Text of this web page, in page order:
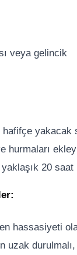
veya gelincik
hafifçe
hurmaları
yaklaşık 20
hassasiyeti
uzak